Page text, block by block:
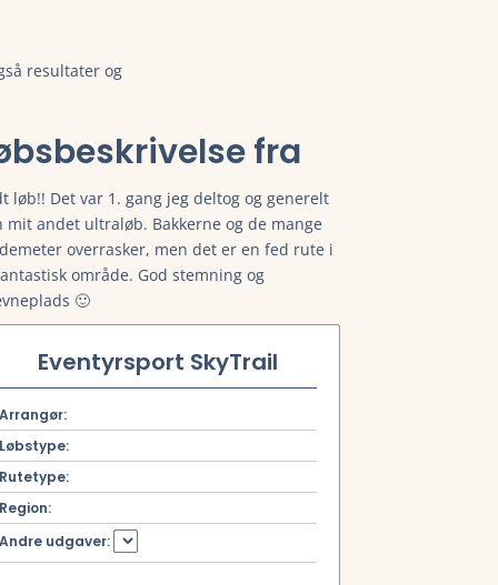
resultater og
mere.
mere.
fra
løb!! Det var 1. gang jeg deltog og generelt
mit andet ultraløb. Bakkerne og de mange
overrasker, men det er en fed rute i
område. God stemning og
🙂
Eventyrsport SkyTrail
Arrangør:
Løbstype:
Rutetype:
Region:
Andre udgaver: